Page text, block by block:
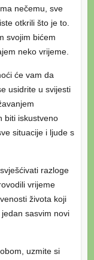
nečemu, sve
otkrili što je to.
svojim bićem
neko vrijeme.
će vam da
usidrite u svijesti
biti iskustveno
situacije i ljude s
razloge
vrijeme
života koji
sasvim novi
uzmite si